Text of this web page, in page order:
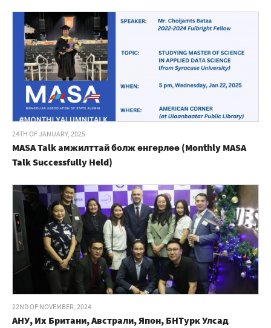
24TH OF JANUARY, 2025
MASA Talk амжилттай болж өнгөрлөө (Monthly MASA
Talk Successfully Held)
22ND OF NOVEMBER, 2024
АНУ, Их Британи, Австрали, Япон, БНТурк Улсад